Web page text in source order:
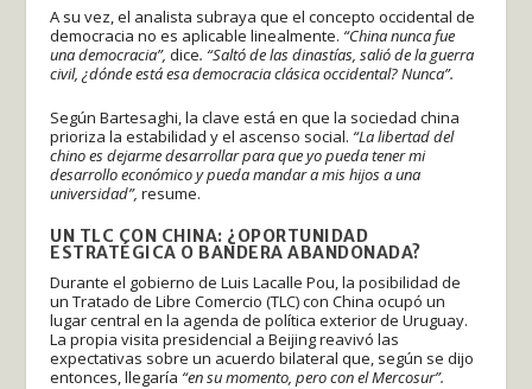
A su vez, el analista subraya que el concepto occidental de
democracia no es aplicable linealmente. “China nunca fue
una democracia”, dice. “Saltó de las dinastías, salió de la guerra
civil, ¿dónde está esa democracia clásica occidental? Nunca”.
Según Bartesaghi, la clave está en que la sociedad china
prioriza la estabilidad y el ascenso social. “La libertad del
chino es dejarme desarrollar para que yo pueda tener mi
desarrollo económico y pueda mandar a mis hijos a una
universidad”, resume.
UN TLC CON CHINA: ¿OPORTUNIDAD
ESTRATÉGICA O BANDERA ABANDONADA?
Durante el gobierno de Luis Lacalle Pou, la posibilidad de
un Tratado de Libre Comercio (TLC) con China ocupó un
lugar central en la agenda de política exterior de Uruguay.
La propia visita presidencial a Beijing reavivó las
expectativas sobre un acuerdo bilateral que, según se dijo
entonces, llegaría “en su momento, pero con el Mercosur”.